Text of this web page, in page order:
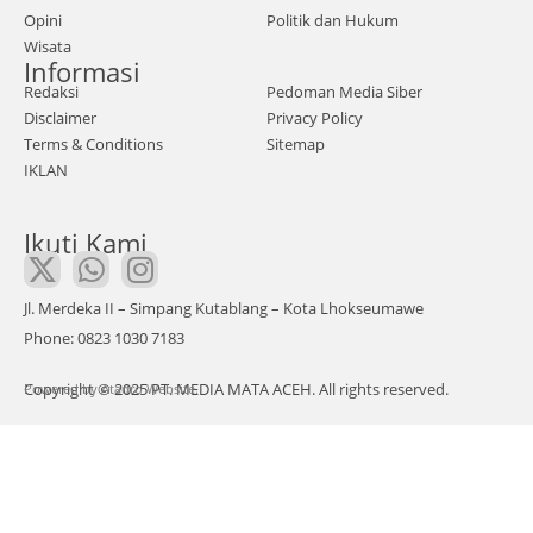
Bay
u,
Ace
h
Utar
a
a
Sela
sa
ngu
n
mel
aksa
nak
an
t up
dan
pela
tiha
bagi
Opini
Politik dan Hukum
Wisata
Informasi
Redaksi
Pedoman Media Siber
Disclaimer
Privacy Policy
Terms & Conditions
Sitemap
IKLAN
Ikuti Kami
Jl. Merdeka II – Simpang Kutablang – Kota Lhokseumawe
Phone: 0823 1030 7183
Copyright © 2025 PT. MEDIA MATA ACEH. All rights reserved.
Powered byAtadro Website.